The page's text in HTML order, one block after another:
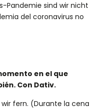
Pandemie sind wir nicht
del coronavirus no
en el que
Con Dativ.
fern. (Durante la cena